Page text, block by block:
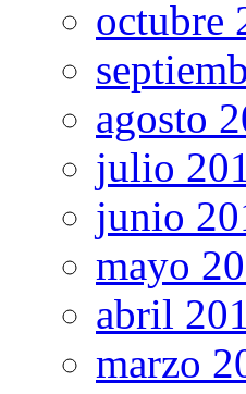
octubre
agosto
julio
junio
mayo
abril
marzo